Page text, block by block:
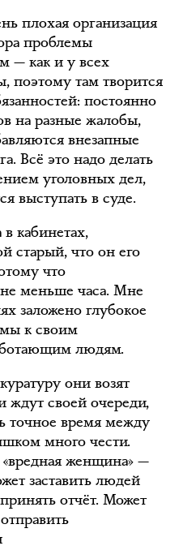
плохая организация
проблемы
— как и у всех
поэтому там творится
постоянно
на разные жалобы,
внезапные
Всё это надо делать
уголовных дел,
выступать в суде.
кабинетах,
старый, что он его
что
меньше часа. Мне
заложено глубокое
к своим
людям.
они возят
ждут своей очереди,
точное время между
много чести.
женщина» —
заставить людей
отчёт. Может